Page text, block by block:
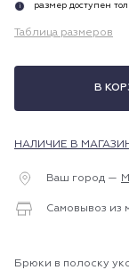
i размер доступен
Таблица размеров
В
НАЛИЧИЕ В
Ваш город —
Самовывоз из
Брюки в полоску